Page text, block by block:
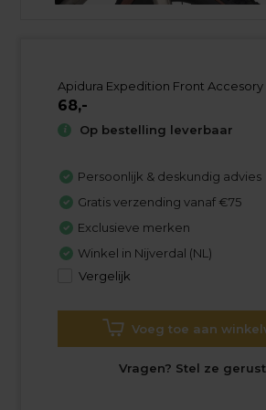
Apidura Expedition Front Accesory
68,-
Op bestelling leverbaar
Persoonlijk & deskundig advies
Gratis verzending vanaf €75
Exclusieve merken
Winkel in Nijverdal (NL)
Vergelijk
Voeg toe aan
Vragen? Stel ze